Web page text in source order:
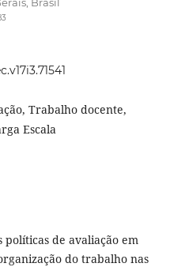
Brasil
Trabalho docente,
Escala
políticas de avaliação em
do trabalho nas